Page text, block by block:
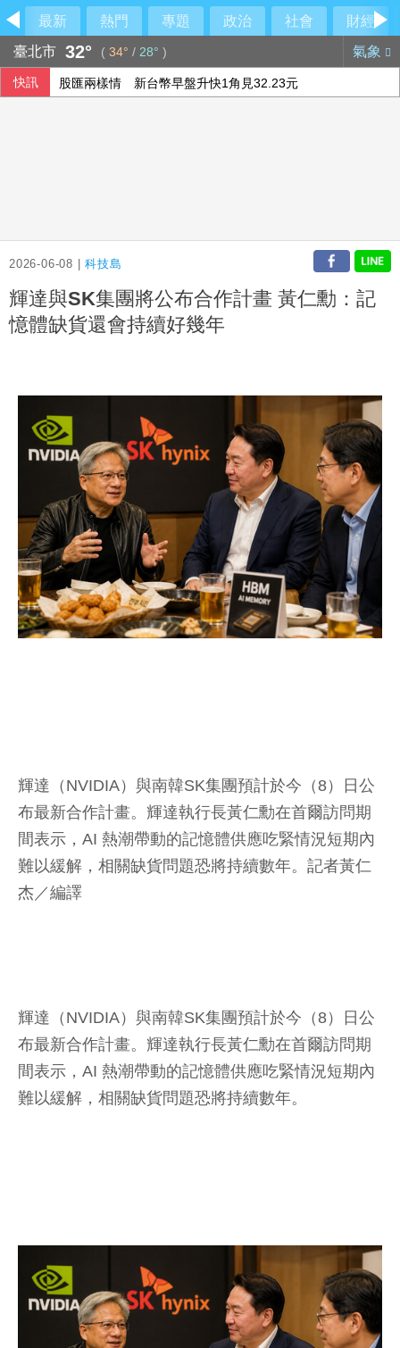
最新 熱門 專題 政治 社會
財經
臺北市 32° ( 34° / 28° ) 氣象
快訊 股匯兩樣情 新台幣早盤升快1角見32.23元
2026-06-08 |科技島
輝達與SK集團將公布合作計畫 黃仁勳：記
憶體缺貨還會持續好幾年
輝達（NVIDIA）與南韓SK集團預計於今（8）日公
布最新合作計畫。輝達執行長黃仁勳在首爾訪問期
間表示，AI 熱潮帶動的記憶體供應吃緊情況短期內
難以緩解，相關缺貨問題恐將持續數年。 記者黃仁
杰／編譯
輝達（NVIDIA）與南韓SK集團預計於今（8）日公
布最新合作計畫。輝達執行長黃仁勳在首爾訪問期
間表示，AI 熱潮帶動的記憶體供應吃緊情況短期內
難以緩解，相關缺貨問題恐將持續數年。